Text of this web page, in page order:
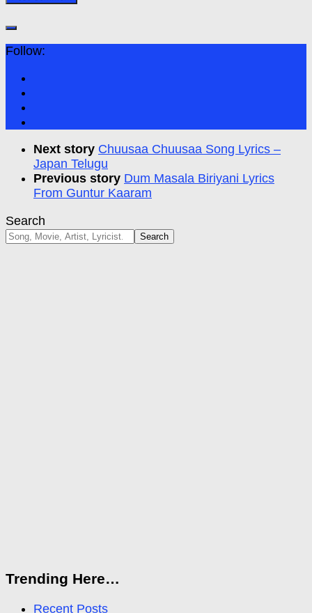
Follow:
Next story Chuusaa Chuusaa Song Lyrics –
Japan Telugu
Previous story Dum Masala Biriyani Lyrics
From Guntur Kaaram
Search
Search
Trending Here…
Recent Posts